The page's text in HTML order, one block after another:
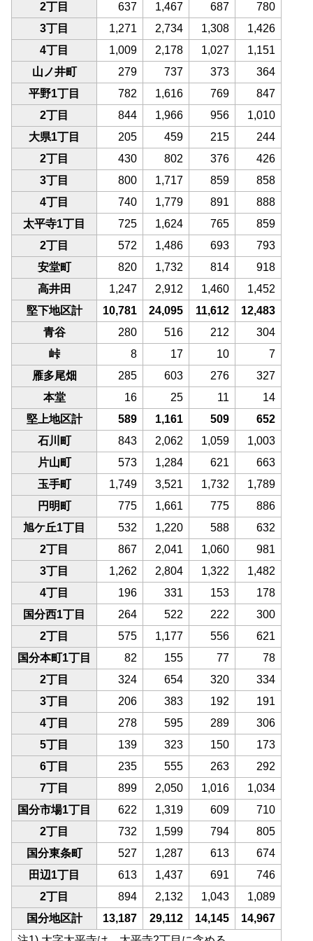
2丁目
637 1,467 687
780
3丁目
1,271 2,734 1,308
1,426
4丁目
1,009 2,178 1,027
1,151
山ノ井町
279 737 373
364
平野1丁目
782 1,616 769
847
2丁目
844 1,966 956
1,010
大県1丁目
205 459 215
244
2丁目
430 802 376
426
3丁目
800 1,717 859
858
4丁目
740 1,779 891
888
太平寺1丁目
725 1,624 765
859
2丁目
572 1,486 693
793
安堂町
820 1,732 814
918
高井田
1,247 2,912 1,460
1,452
堅下地区計
10,781 24,095 11,612
12,483
青谷
280 516 212
304
峠
8 17 10
7
雁多尾畑
285 603 276
327
本堂
16 25 11
14
堅上地区計
589 1,161 509
652
石川町
843 2,062 1,059
1,003
片山町
573 1,284 621
663
玉手町
1,749 3,521 1,732
1,789
円明町
775 1,661 775
886
旭ケ丘1丁目
532 1,220 588
632
2丁目
867 2,041 1,060
981
3丁目
1,262 2,804 1,322
1,482
4丁目
196 331 153
178
国分西1丁目
264 522 222
300
2丁目
575 1,177 556
621
国分本町1丁目
82 155 77
78
2丁目
324 654 320
334
3丁目
206 383 192
191
4丁目
278 595 289
306
5丁目
139 323 150
173
6丁目
235 555 263
292
7丁目
899 2,050 1,016
1,034
国分市場1丁目
622 1,319 609
710
2丁目
732 1,599 794
805
国分東条町
527 1,287 613
674
田辺1丁目
613 1,437 691
746
2丁目
894 2,132 1,043
1,089
国分地区計
13,187 29,112 14,145
14,967